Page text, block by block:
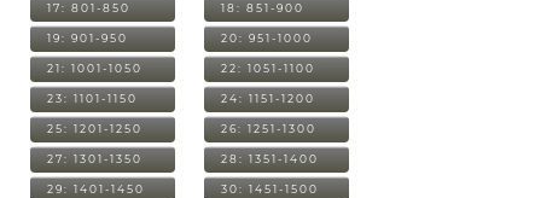
17: 801-850 18: 851-900
19: 901-950 20: 951-1000
21: 1001-1050 22: 1051-1100
23: 1101-1150 24: 1151-1200
25: 1201-1250 26: 1251-1300
27: 1301-1350 28: 1351-1400
29: 1401-1450 30: 1451-1500